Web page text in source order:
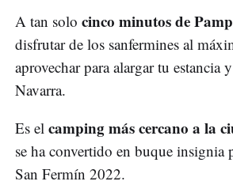
A tan solo cinco minutos de
disfrutar de los sanfermines al
aprovechar para alargar tu estancia
Navarra.
Es el camping más cercano a la
se ha convertido en buque insignia
San Fermín 2022.